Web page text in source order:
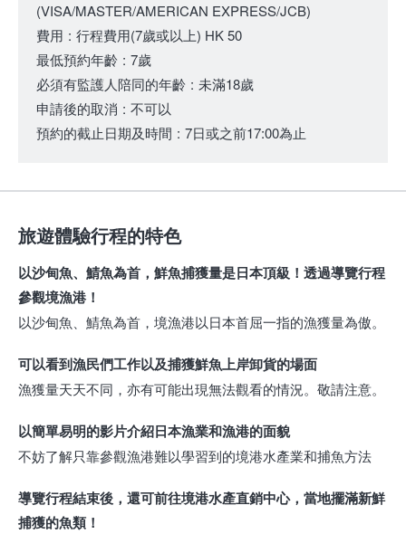
(VISA/MASTER/AMERICAN EXPRESS/JCB)
費用 : 行程費用(7歲或以上) HK 50
最低預約年齡 : 7歲
必須有監護人陪同的年齡 : 未滿18歲
申請後的取消 : 不可以
預約的截止日期及時間 : 7日或之前17:00為止
旅遊體驗行程的特色
以沙甸魚、鯖魚為首，鮮魚捕獲量是日本頂級！透過導覽行程
參觀境漁港！
以沙甸魚、鯖魚為首，境漁港以日本首屈一指的漁獲量為傲。
可以看到漁民們工作以及捕獲鮮魚上岸卸貨的場面
漁獲量天天不同，亦有可能出現無法觀看的情況。敬請注意。
以簡單易明的影片介紹日本漁業和漁港的面貌
不妨了解只靠參觀漁港難以學習到的境港水產業和捕魚方法
導覽行程結束後，還可前往境港水產直銷中心，當地擺滿新鮮
捕獲的魚類！